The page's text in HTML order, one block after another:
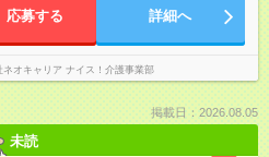
応募する 詳細へ
ネオキャリア ナイス！介護事業部
掲載日：2026.08.05
未読